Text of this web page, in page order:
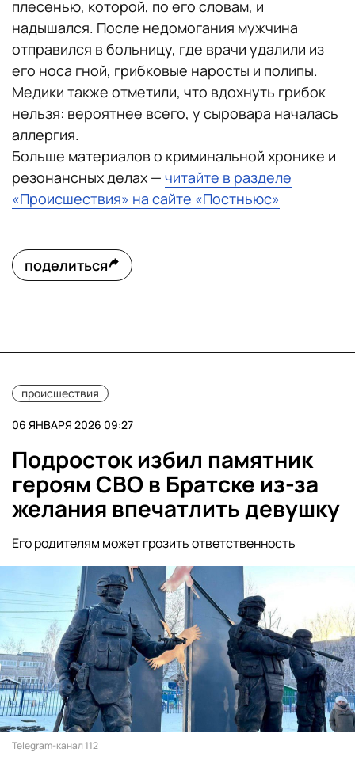
плесенью, которой, по его словам, и
надышался. После недомогания мужчина
отправился в больницу, где врачи удалили из
его носа гной, грибковые наросты и полипы.
Медики также отметили, что вдохнуть грибок
нельзя: вероятнее всего, у сыровара началась
аллергия.
Больше материалов о криминальной хронике и
резонансных делах — читайте в разделе
«Происшествия» на сайте «Постньюс»
поделиться
происшествия
06 ЯНВАРЯ 2026 09:27
Подросток избил памятник
героям СВО в Братске из-за
желания впечатлить девушку
Его родителям может грозить ответственность
Telegram-канал 112